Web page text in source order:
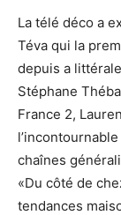
La télé déco a
Téva qui la
depuis a
Stéphane
France 2,
chaînes
«Du côté de
tendances